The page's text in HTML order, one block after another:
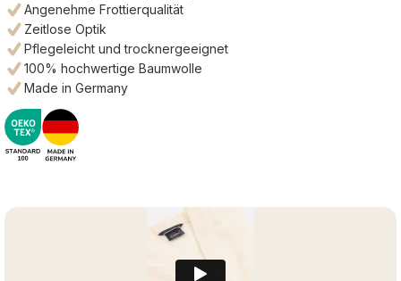
Angenehme Frottierqualität
Zeitlose Optik
Pflegeleicht und trocknergeeignet
100% hochwertige Baumwolle
Made in Germany